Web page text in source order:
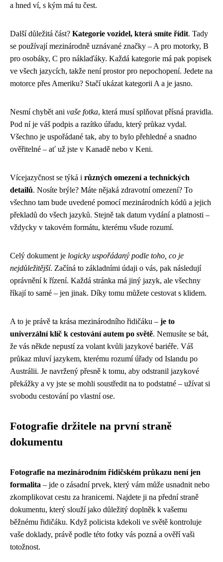
a hned ví, s kým má tu čest.
Další důležitá část? Kategorie vozidel, která smíte řídit. Tady
se používají mezinárodně uznávané značky – A pro motorky, B
pro osobáky, C pro náklaďáky. Každá kategorie má pak popisek
ve všech jazycích, takže není prostor pro nepochopení. Jedete na
motorce přes Ameriku? Stačí ukázat kategorii A a je jasno.
Nesmí chybět ani vaše fotka, která musí splňovat přísná pravidla.
Pod ní je váš podpis a razítko úřadu, který průkaz vydal.
Všechno je uspořádané tak, aby to bylo přehledné a snadno
ověřitelné – ať už jste v Kanadě nebo v Keni.
Vícejazyčnost se týká i různých omezení a technických
detailů. Nosíte brýle? Máte nějaká zdravotní omezení? To
všechno tam bude uvedené pomocí mezinárodních kódů a jejich
překladů do všech jazyků. Stejně tak datum vydání a platnosti –
vždycky v takovém formátu, kterému všude rozumí.
Celý dokument je logicky uspořádaný podle toho, co je
nejdůležitější. Začíná to základními údaji o vás, pak následují
oprávnění k řízení. Každá stránka má jiný jazyk, ale všechny
říkají to samé – jen jinak. Díky tomu můžete cestovat s klidem.
A to je právě ta krása mezinárodního řidičáku – je to
univerzální klíč k cestování autem po světě. Nemusíte se bát,
že vás někde nepustí za volant kvůli jazykové bariéře. Váš
průkaz mluví jazykem, kterému rozumí úřady od Islandu po
Austrálii. Je navržený přesně k tomu, aby odstranil jazykové
překážky a vy jste se mohli soustředit na to podstatné – užívat si
svobodu cestování po vlastní ose.
Fotografie držitele na první straně
dokumentu
Fotografie na mezinárodním řidičském průkazu není jen
formalita – jde o zásadní prvek, který vám může usnadnit nebo
zkomplikovat cestu za hranicemi. Najdete ji na přední straně
dokumentu, který slouží jako důležitý doplněk k vašemu
běžnému řidičáku. Když policista kdekoli ve světě kontroluje
vaše doklady, právě podle této fotky vás pozná a ověří vaši
totožnost.